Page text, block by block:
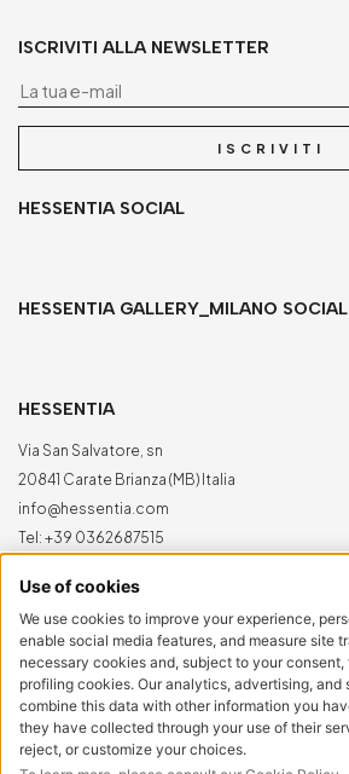
ISCRIVITI ALLA NEWSLETTER
ISCRIVITI
HESSENTIA SOCIAL
HESSENTIA GALLERY_MILANO SOCIAL
HESSENTIA
Via San Salvatore, sn
20841 Carate Brianza (MB) Italia
info@hessentia.com
Tel: +39 0362687515
Hessentia is a trademark
of Cornelio Cappellini Srl
Tutti i diritti sono riservati
AREA CLIENTI
Log in